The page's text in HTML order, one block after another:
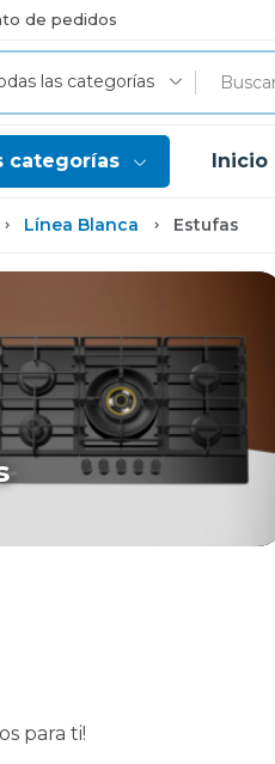
de pedidos
las categorías
categorías Inicio
Línea Blanca Estufas
para ti!